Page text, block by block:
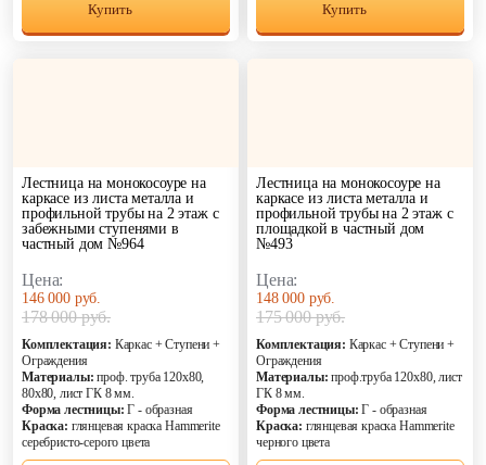
Купить
Купить
Лестница на монокосоуре на
каркасе из листа металла и
профильной трубы на 2 этаж с
забежными ступенями в
частный дом №964
Цена:
146 000 руб.
178 000 руб.
Комплектация: Каркас + Ступени +
Ограждения
Материалы: проф. труба 120х80,
80х80, лист ГК 8 мм.
Форма лестницы: Г - образная
Краска: глянцевая краска Hammerite
серебристо-серого цвета
Лестница на монокосоуре на
каркасе из листа металла и
профильной трубы на 2 этаж с
площадкой в частный дом
№493
Цена:
148 000 руб.
175 000 руб.
Комплектация: Каркас + Ступени +
Ограждения
Материалы: проф.труба 120х80, лист
ГК 8 мм.
Форма лестницы: Г - образная
Краска: глянцевая краска Hammerite
черного цвета